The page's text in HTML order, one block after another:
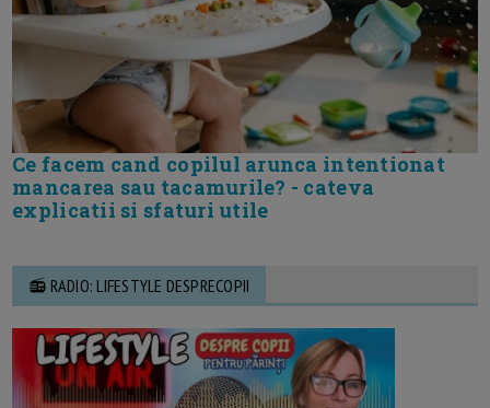
Ce facem cand copilul arunca intentionat
mancarea sau tacamurile? - cateva
explicatii si sfaturi utile
📻 RADIO: LIFESTYLE DESPRECOPII